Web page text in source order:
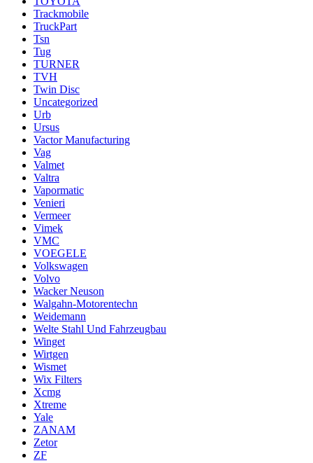
Trackmobile
TruckPart
Tsn
Tug
TURNER
TVH
Twin Disc
Uncategorized
Urb
Ursus
Vactor Manufacturing
Vag
Valmet
Valtra
Vapormatic
Venieri
Vermeer
Vimek
VMC
VOEGELE
Volkswagen
Volvo
Wacker Neuson
Walgahn-Motorentechn
Weidemann
Welte Stahl Und Fahrzeugbau
Winget
Wirtgen
Wismet
Wix Filters
Xcmg
Xtreme
Yale
ZANAM
Zetor
ZF